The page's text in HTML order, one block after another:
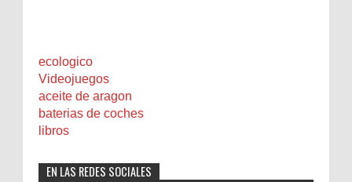
ecologico
Videojuegos
aceite de aragon
baterias de coches
libros
EN LAS REDES SOCIALES